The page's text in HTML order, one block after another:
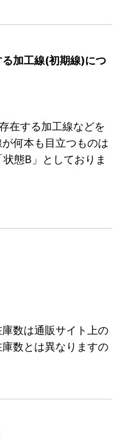
る加工線(初期線)につ
在する加工線などを
何本も目立つものは
態B」としておりま
数は通販サイト上の
数とは異なりますの